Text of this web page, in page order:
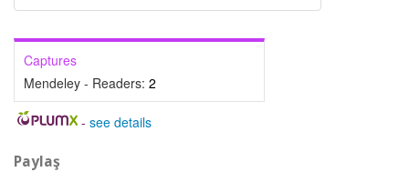
Captures
Mendeley - Readers: 2
- see details
Paylaş